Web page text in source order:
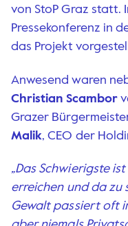
von StoP Graz statt.
Pressekonferenz in
das Projekt
Anwesend waren
Christian Scambor
Grazer
Malik, CEO der
„Das Schwierigste
erreichen und da zu
Gewalt passiert oft